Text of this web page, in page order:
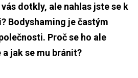
dotkly, ale nahlas jste se k
Bodyshaming je častým
Proč se ho ale
jak se mu bránit?